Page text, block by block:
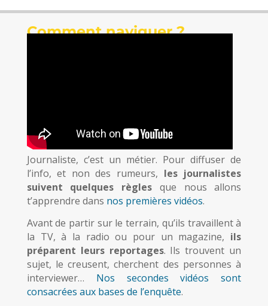
Comment naviguer ?
Journaliste, c’est un métier. Pour diffuser de
l’info, et non des rumeurs, les journalistes
suivent quelques règles que nous allons
t’apprendre dans nos premières vidéos.
Avant de partir sur le terrain, qu’ils travaillent à
la TV, à la radio ou pour un magazine, ils
préparent leurs reportages. Ils trouvent un
sujet, le creusent, cherchent des personnes à
interviewer… Nos secondes vidéos sont
consacrées aux bases de l’enquête.